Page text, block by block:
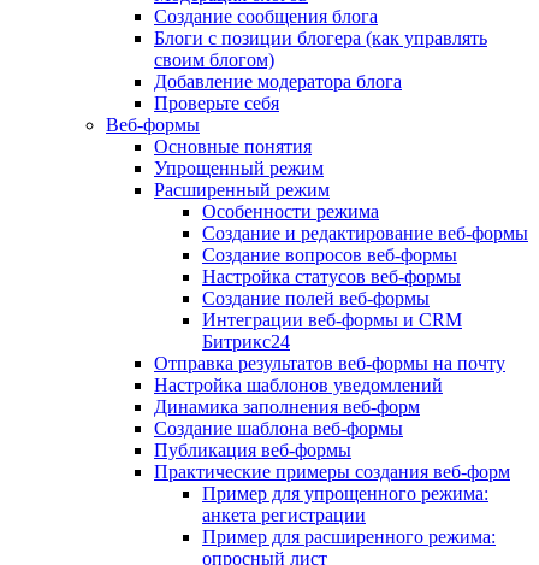
Создание сообщения блога
Блоги с позиции блогера (как управлять
своим блогом)
Добавление модератора блога
Проверьте себя
Веб-формы
Основные понятия
Упрощенный режим
Расширенный режим
Особенности режима
Создание и редактирование веб-формы
Создание вопросов веб-формы
Настройка статусов веб-формы
Создание полей веб-формы
Интеграции веб-формы и CRM
Битрикс24
Отправка результатов веб-формы на почту
Настройка шаблонов уведомлений
Динамика заполнения веб-форм
Создание шаблона веб-формы
Публикация веб-формы
Практические примеры создания веб-форм
Пример для упрощенного режима:
анкета регистрации
Пример для расширенного режима:
опросный лист